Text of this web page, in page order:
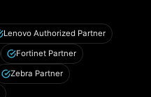
Lenovo Authorized Partner
Fortinet Partner
Zebra Partner